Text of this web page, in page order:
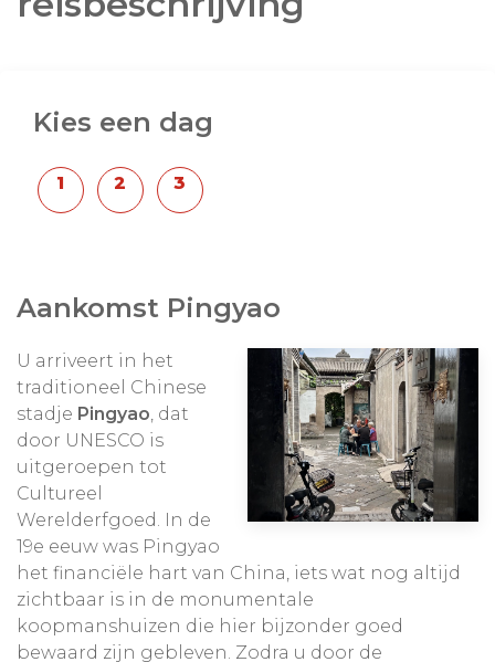
Kies een dag
Aankomst Pingyao
U arriveert in het
traditioneel Chinese
stadje Pingyao, dat
door UNESCO is
uitgeroepen tot
Cultureel
Werelderfgoed. In de
19e eeuw was Pingyao
het financiële hart van China, iets wat nog altijd
zichtbaar is in de monumentale
koopmanshuizen die hier bijzonder goed
bewaard zijn gebleven. Zodra u door de